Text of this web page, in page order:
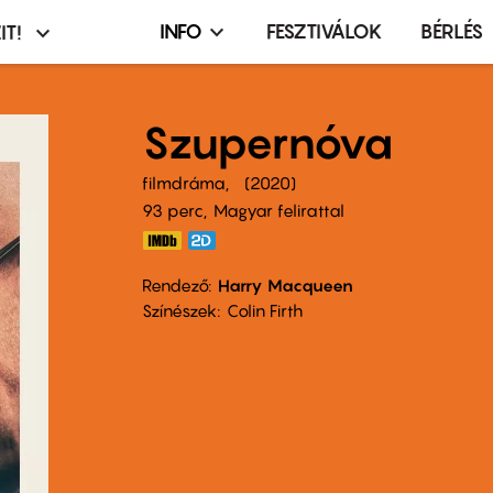
Infó,
terembérlés
menü
INFO FESZTIVÁLOK BÉRLÉS
Szupernóva
filmdráma
2020
93 perc,
Magyar felirattal
Rendező Harry Macqueen
Színészek
Colin Firth